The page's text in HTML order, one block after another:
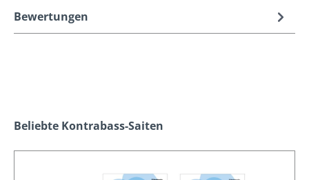
Bewertungen
Produktgalerie überspringen
Beliebte Kontrabass-Saiten